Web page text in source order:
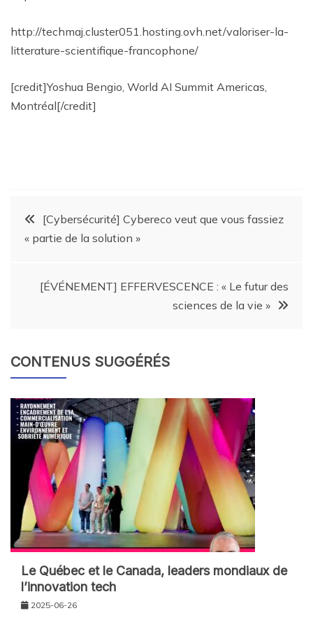
http://techmaj.cluster051.hosting.ovh.net/valoriser-la-
litterature-scientifique-francophone/
[credit]Yoshua Bengio, World AI Summit Americas,
Montréal[/credit]
[Cybersécurité] Cybereco veut que vous fassiez
« partie de la solution »
[ÉVÉNEMENT] EFFERVESCENCE : « Le futur des
sciences de la vie »
CONTENUS SUGGÉRÉS
Le Québec et le Canada, leaders mondiaux de
l’innovation tech
2025-06-26